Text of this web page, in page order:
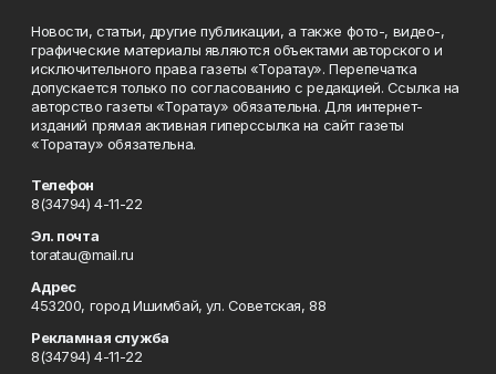
Новости, статьи, другие публикации, а также фото-, видео-,
графические материалы являются объектами авторского и
исключительного права газеты «Торатау». Перепечатка
допускается только по согласованию с редакцией. Ссылка на
авторство газеты «Торатау» обязательна. Для интернет-
изданий прямая активная гиперссылка на сайт газеты
«Торатау» обязательна.
Телефон
8(34794) 4-11-22
Эл. почта
toratau@mail.ru
Адрес
453200, город Ишимбай, ул. Советская, 88
Рекламная служба
8(34794) 4-11-22